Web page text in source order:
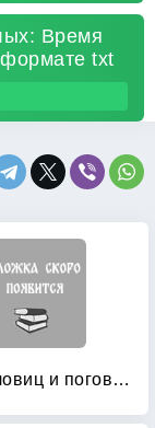
Время
txt
200 пословиц и поговорок в картинках